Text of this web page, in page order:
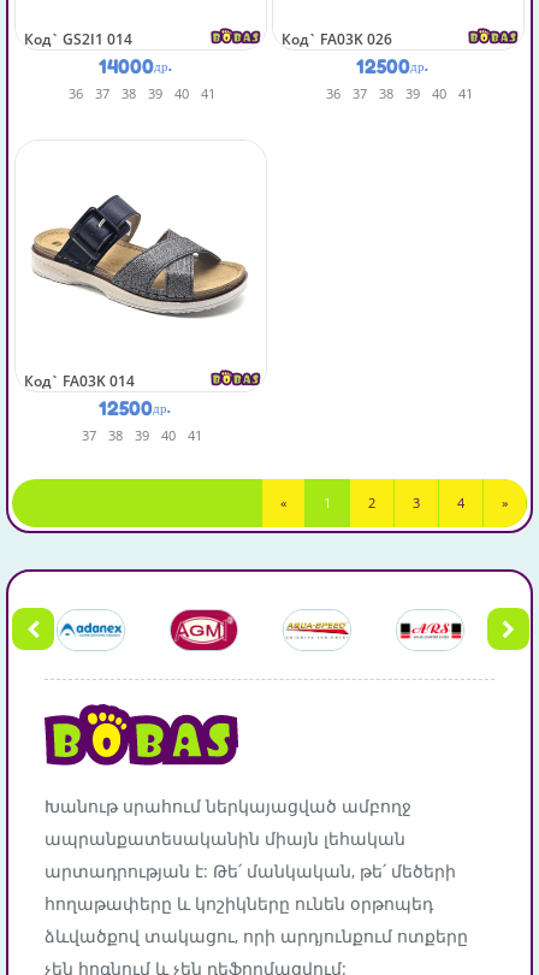
Код` GS2I1 014
14000др.
36 37 38 39 40 41
Код` FA03K 026
12500др.
36 37 38 39 40 41
Код` FA03K 014
12500др.
37 38 39 40 41
« 1 2 3 4 »
Խանութ սրահում ներկայացված ամբողջ
ապրանքատեսականին միայն լեհական
արտադրության է: Թե՛ մանկական, թե՛ մեծերի
հողաթափերը և կոշիկները ունեն օրթոպեդ
ձևվածքով տակացու, որի արդյունքում ոտքերը
չեն հոգնում և չեն դեֆորմացվում: